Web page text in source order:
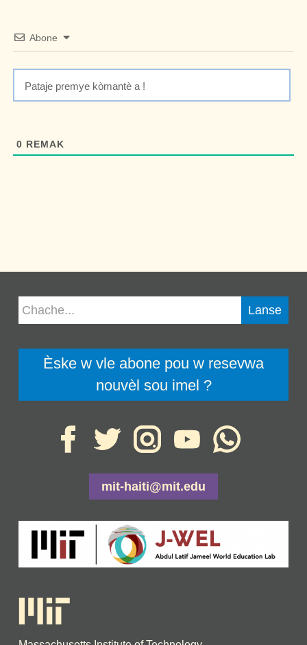
Abone
0 REMAK
Èske w vle abone pou w resevwa
nouvèl sou imel ?
mit-haiti@mit.edu